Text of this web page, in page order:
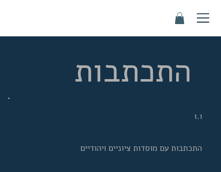
התכתבות
התכתבות עם מוסדות ציוניים ויהודיים
1.1